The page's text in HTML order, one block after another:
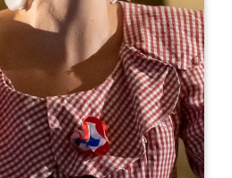
des Jacobins
Guadet - BP 81
SAINT-EMILION